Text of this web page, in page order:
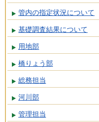
管内の指定状況について
基礎調査結果について
用地部
橋りょう部
総務担当
河川部
管理担当